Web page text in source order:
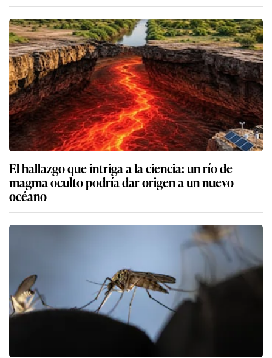
El hallazgo que intriga a la ciencia: un río de
magma oculto podría dar origen a un nuevo
océano